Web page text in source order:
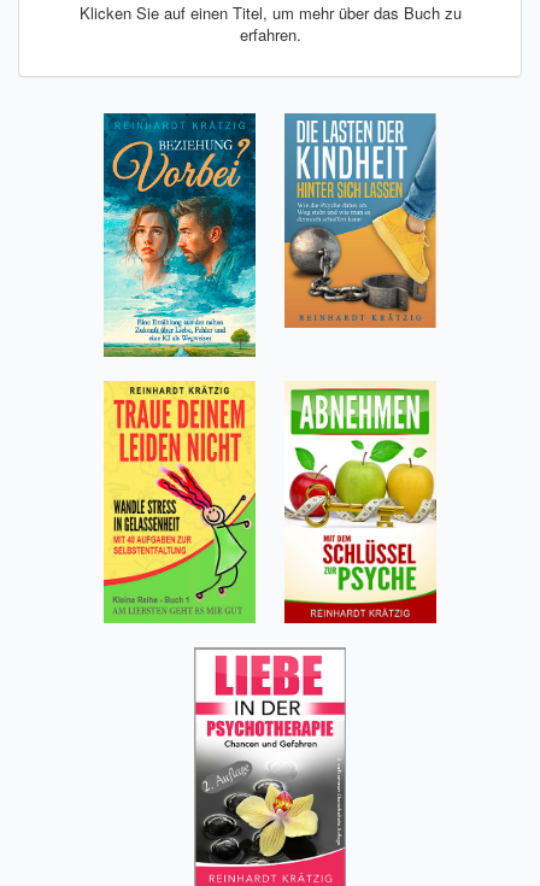
Klicken Sie auf einen Titel, um mehr über das Buch zu
erfahren.